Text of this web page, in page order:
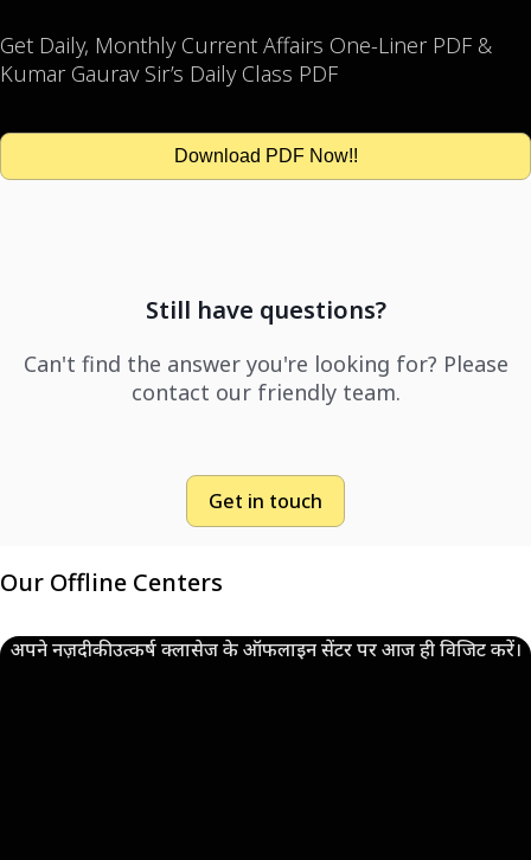
Get Daily, Monthly Current Affairs One-Liner PDF &
Kumar Gaurav Sir’s Daily Class PDF
Download PDF Now!!
Still have questions?
Can't find the answer you're looking for? Please
contact our friendly team.
Get in touch
Our Offline Centers
अपने नज़दीकी उत्कर्ष क्लासेज के ऑफलाइन सेंटर पर आज ही विजिट करें।